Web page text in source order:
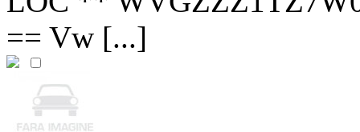
== Vw [...]